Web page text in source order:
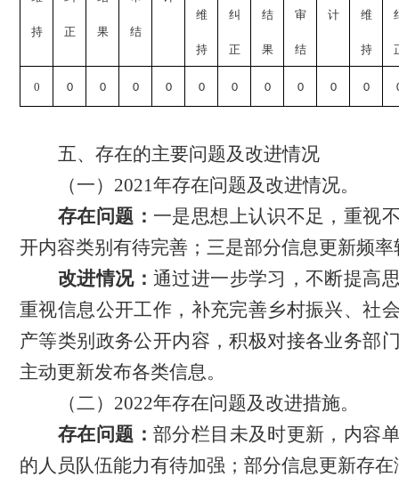
持 正 果 结
维
持
纠
正
结
果
审
结
计 维
持
0 0 0 0 0 0 0 0 0 0 0
五、存在的主要问题及改进情况
（一） 2021年存在问题及改进情况。
存在问题： 一是思想上认识不足，重视
开内容类别有待完善；三是部分信息更新频率
改进情况： 通过进一步学习，不断提高
重视信息公开工作，补充完善乡村振兴、社
产等类别政务公开内容，积极对接各业务部
主动更新发布各类信息。
（二） 2022年存在问题及改进措施。
存在问题： 部分栏目未及时更新，内容
的人员队伍能力有待加强；部分信息更新存